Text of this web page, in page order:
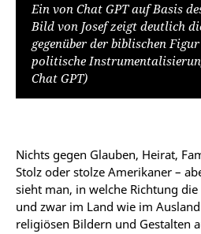
Ein von Chat GPT auf Basis
Bild von Josef zeigt deutlich
gegenüber der biblischen
politische
Chat GPT)
Nichts gegen Glauben, Heirat,
Stolz oder stolze Amerikaner –
sieht man, in welche Richtung
und zwar im Land wie im
religiösen Bildern und Gestalten